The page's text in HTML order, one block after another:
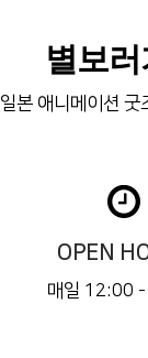
별보
일본 애니메이션 굿
OPEN
매일 12:00